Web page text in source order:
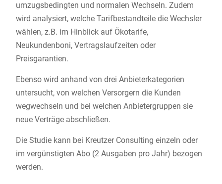
umzugsbedingten und normalen Wechseln. Zudem
wird analysiert, welche Tarifbestandteile die Wechsler
wählen, z.B. im Hinblick auf Ökotarife,
Neukundenboni, Vertragslaufzeiten oder
Preisgarantien.
Ebenso wird anhand von drei Anbieterkategorien
untersucht, von welchen Versorgern die Kunden
wegwechseln und bei welchen Anbietergruppen sie
neue Verträge abschließen.
Die Studie kann bei Kreutzer Consulting einzeln oder
im vergünstigten Abo (2 Ausgaben pro Jahr) bezogen
werden.